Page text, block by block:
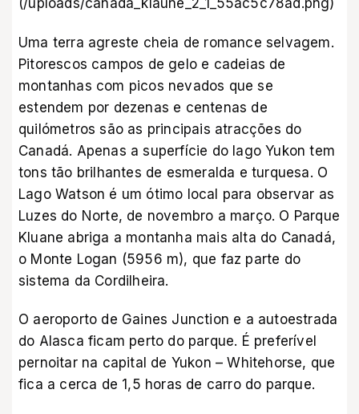
(/uploads/canada_klaune_2_1_55ac5c78ad.png)
Uma terra agreste cheia de romance selvagem.
Pitorescos campos de gelo e cadeias de
montanhas com picos nevados que se
estendem por dezenas e centenas de
quilómetros são as principais atracções do
Canadá. Apenas a superfície do lago Yukon tem
tons tão brilhantes de esmeralda e turquesa. O
Lago Watson é um ótimo local para observar as
Luzes do Norte, de novembro a março. O Parque
Kluane abriga a montanha mais alta do Canadá,
o Monte Logan (5956 m), que faz parte do
sistema da Cordilheira.
O aeroporto de Gaines Junction e a autoestrada
do Alasca ficam perto do parque. É preferível
pernoitar na capital de Yukon – Whitehorse, que
fica a cerca de 1,5 horas de carro do parque.